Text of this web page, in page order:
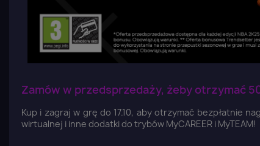
Zamów w przedsprzedaży, żeby otrzymać
Kup i zagraj w grę do 17.10, aby otrzymać bezpłatnie
wirtualnej i inne dodatki do trybów MyCAREER i MyTEAM!